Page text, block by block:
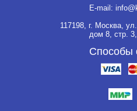
E-mail:
117198, г. Москва,
дом 8, стр.
Способы